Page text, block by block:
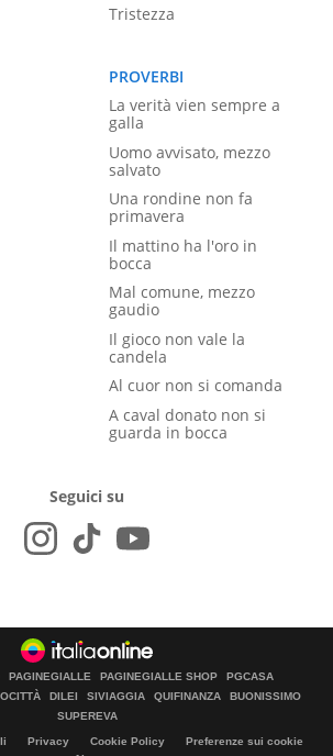
Tristezza
PROVERBI
La verità vien sempre a
galla
Uomo avvisato, mezzo
salvato
Una rondine non fa
primavera
Il mattino ha l'oro in
bocca
Mal comune, mezzo
gaudio
Il gioco non vale la
candela
Al cuor non si comanda
A caval donato non si
guarda in bocca
Seguici su
PAGINEGIALLE PAGINEGIALLE SHOP
PGCASA
DILEI SIVIAGGIA QUIFINANZA
BUONISSIMO
SUPEREVA
Privacy Cookie Policy
Preferenze sui cookie